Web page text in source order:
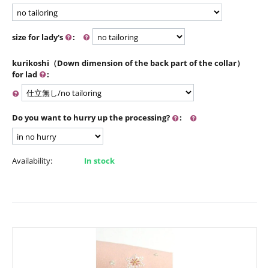
size for lady's :
kurikoshi（Down dimension of the back part of the collar）
for lad
:
Do you want to hurry up the processing? :
Availability: In stock